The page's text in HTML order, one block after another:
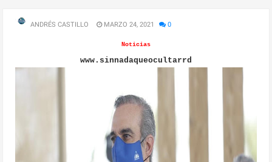
ANDRÉS CASTILLO MARZO 24, 2021 0
Noticias
www.sinnadaqueocultarrd